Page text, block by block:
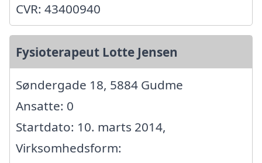
CVR: 43400940
Fysioterapeut Lotte Jensen
Søndergade 18, 5884 Gudme
Ansatte: 0
Startdato: 10. marts 2014,
Virksomhedsform: